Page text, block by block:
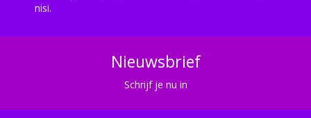
nisi.
Nieuwsbrief
Schrijf je nu in